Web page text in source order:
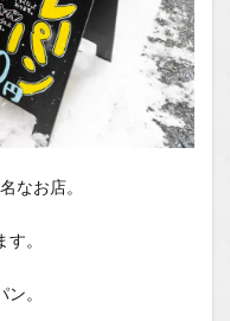
なお店。
。
。